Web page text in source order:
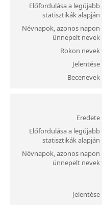
Előfordulása a legújabb
statisztikák alapján
Névnapok, azonos napon
ünnepelt nevek
Rokon nevek
Jelentése
Becenevek
Eredete
Előfordulása a legújabb
statisztikák alapján
Névnapok, azonos napon
ünnepelt nevek
Jelentése